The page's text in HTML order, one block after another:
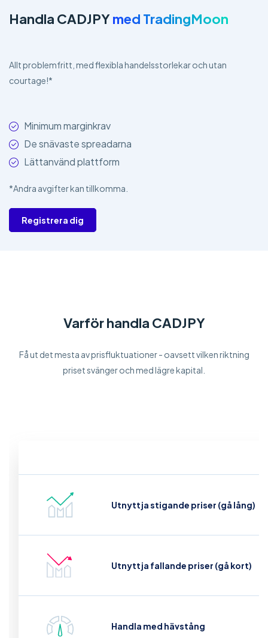
Handla CADJPYmed TradingMoon
Allt problemfritt, med flexibla handelsstorlekar och utan
courtage!*
Minimum marginkrav
De snävaste spreadarna
Lättanvänd plattform
*Andra avgifter kan tillkomma.
Registrera dig
Varför handla CADJPY
Få ut det mesta av prisfluktuationer - oavsett vilken riktning
priset svänger och med lägre kapital.
Utnyttja stigande priser (gå lång)
Utnyttja fallande priser (gå kort)
Handla med hävstång